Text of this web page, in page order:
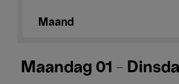
Maand
Maandag 01 -